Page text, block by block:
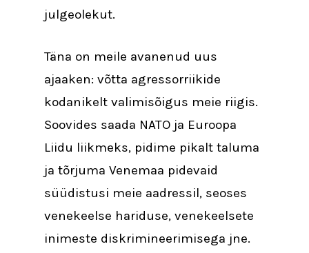
julgeolekut.
Täna on meile avanenud uus
ajaaken: võtta agressorriikide
kodanikelt valimisõigus meie riigis.
Soovides saada NATO ja Euroopa
Liidu liikmeks, pidime pikalt taluma
ja tõrjuma Venemaa pidevaid
süüdistusi meie aadressil, seoses
venekeelse hariduse, venekeelsete
inimeste diskrimineerimisega jne.